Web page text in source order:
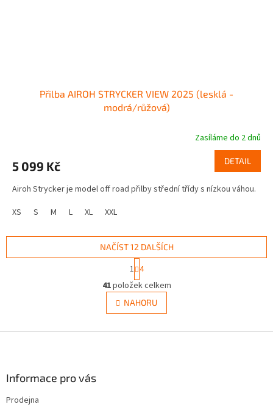
Přilba AIROH STRYCKER VIEW 2025 (lesklá -
modrá/růžová)
Zasíláme do 2 dnů
5 099 Kč DETAIL
Airoh Strycker je model off road přilby střední třídy s nízkou váhou.
XS
S M L XL XXL
O
v
l
á
NAČÍST 12 DALŠÍCH
S
t
r
á
n
k
v
1 4
41položek celkem
NAHORU
Informace pro vás
Prodejna